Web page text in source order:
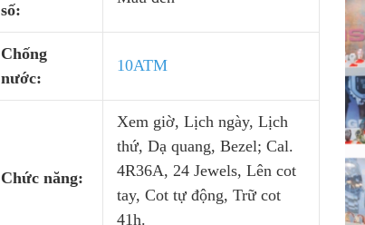
số:
Chống
nước:
10ATM
Chức năng:
Xem giờ, Lịch ngày, Lịch
thứ, Dạ quang, Bezel; Cal.
4R36A, 24 Jewels, Lên cot
tay, Cot tự động, Trữ cot
41h.